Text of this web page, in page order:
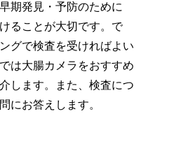
期発見・予防のために
ることが大切です。で
グで検査を受ければよい
は大腸カメラをおすすめ
します。また、検査につ
にお答えします。